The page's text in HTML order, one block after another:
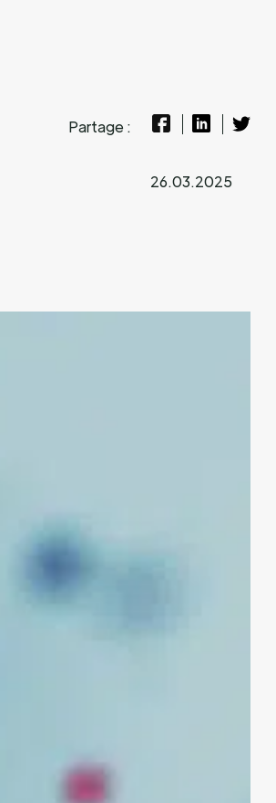
Partage :
26.03.2025